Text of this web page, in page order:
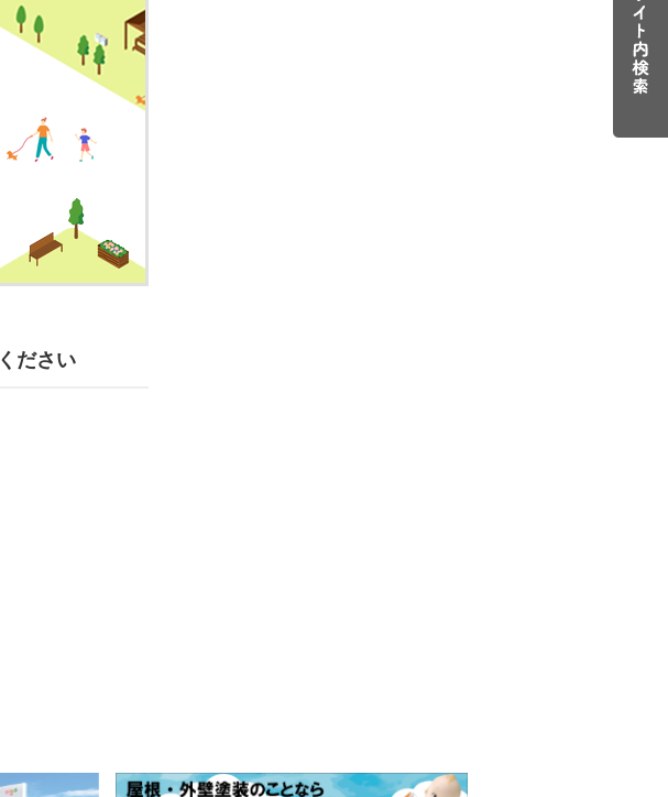
ださい